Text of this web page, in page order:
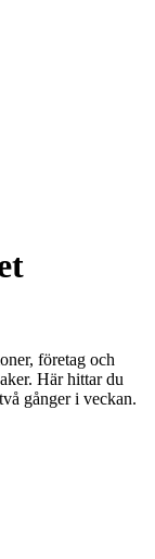
företag och
Här hittar du
gånger i veckan.